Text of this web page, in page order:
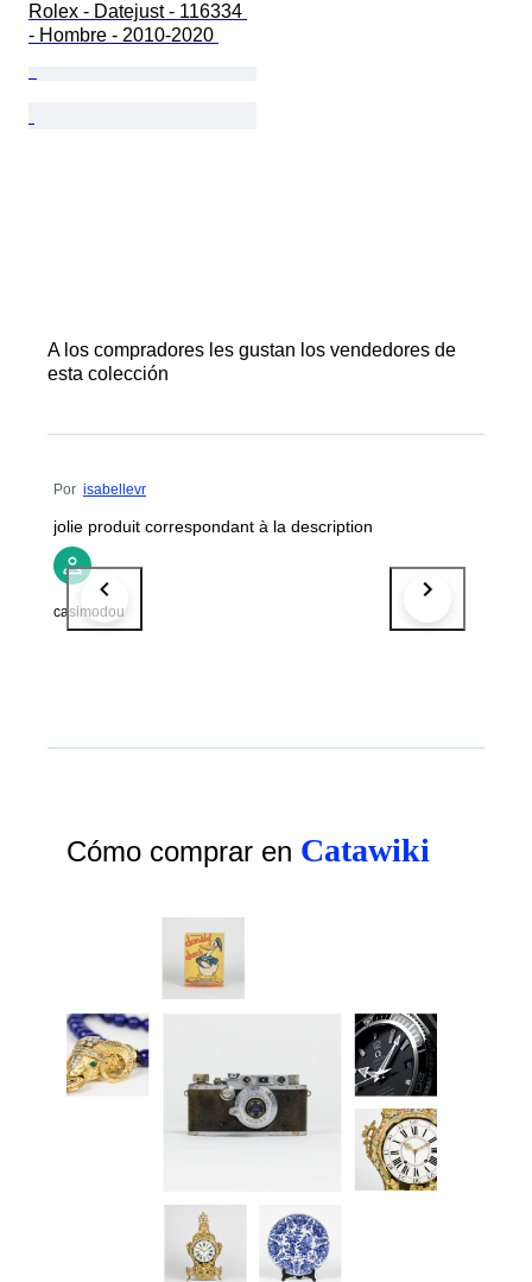
Rolex - Datejust - 116334
- Hombre - 2010-2020
A los compradores les gustan los vendedores de
esta colección
Por isabellevr
jolie produit correspondant à la description
casimodou
Cómo comprar en Catawiki